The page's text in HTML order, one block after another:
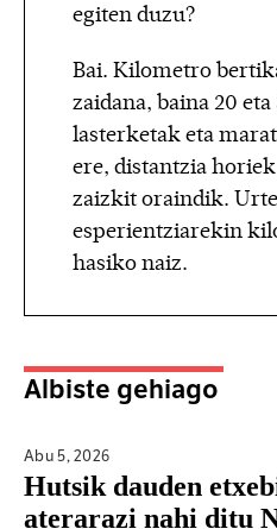
egiten duzu?
Bai. Kilometro
zaidana, baina 20
lasterketak eta
ere, distantzia
zaizkit oraindik.
esperientziarekin
hasiko naiz.
Albiste gehiago
Abu 5,2026
Hutsik dauden
aterarazi nahi ditu